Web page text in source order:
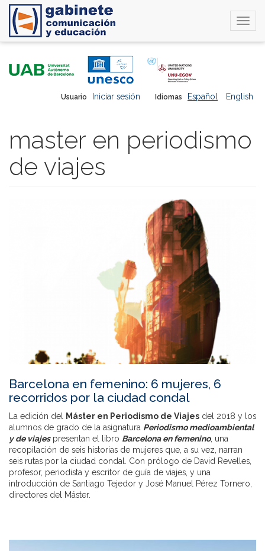
Idiomas Español English
Usuario Iniciar sesión
master en periodismo
de viajes
Barcelona en femenino: 6 mujeres, 6
recorridos por la ciudad condal
La edición del Máster en Periodismo de Viajes del 2018 y los
alumnos de grado de la asignatura Periodismo medioambiental
y de viajes presentan el libro Barcelona en femenino, una
recopilación de seis historias de mujeres que, a su vez, narran
seis rutas por la ciudad condal. Con prólogo de David Revelles,
profesor, periodista y escritor de guía de viajes, y una
introducción de Santiago Tejedor y José Manuel Pérez Tornero,
directores del Máster.